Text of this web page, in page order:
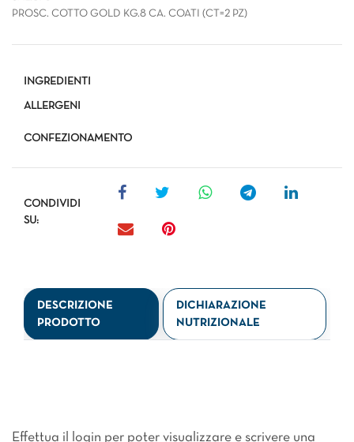
PROSC. COTTO GOLD KG.8 CA. COATI (CT=2 PZ)
INGREDIENTI
ALLERGENI
CONFEZIONAMENTO
CONDIVIDI
SU:
DESCRIZIONE
PRODOTTO
DICHIARAZIONE
NUTRIZIONALE
Effettua il login per poter visualizzare e scrivere una